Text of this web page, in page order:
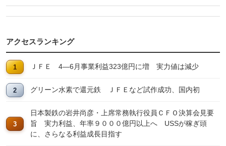
アクセスランキング
ＪＦＥ 4―6月事業利益323億円に増 実力値は減少
グリーン水素で還元鉄 ＪＦＥなど試作成功、国内初
日本製鉄の岩井尚彦・上席常務執行役員ＣＦＯ決算会見要
旨 実力利益、年率９０００億円以上へ USSが稼ぎ頭
に、さらなる利益成長目指す